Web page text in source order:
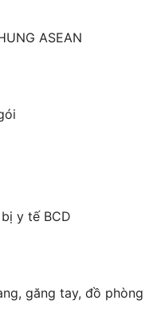
ASEAN
y tế BCD
găng tay, đồ phòng